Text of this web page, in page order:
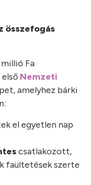
összefogás
Fa
Nemzeti
amelyhez bárki
el egyetlen nap
csatlakozott,
faültetések szerte